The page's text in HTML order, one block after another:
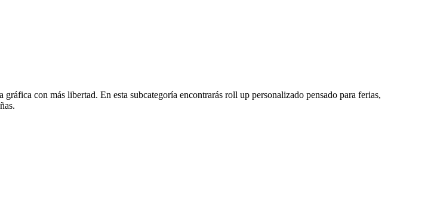
con más libertad. En esta subcategoría encontrarás roll up personalizado pensado para ferias,